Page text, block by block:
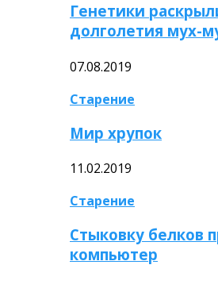
Генетики
долголетия мух-
07.08.2019
Старение
Мир хрупок
11.02.2019
Старение
Стыковку белков
компьютер